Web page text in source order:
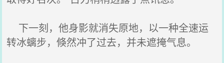
下一刻，他身影就消失原地，以一种全速运
转冰螭步，倏然冲了过去，并未遮掩气息。